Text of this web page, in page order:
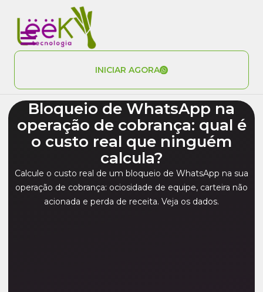
INICIAR AGORA
Bloqueio de WhatsApp na
operação de cobrança: qual é
o custo real que ninguém
calcula?
Calcule o custo real de um bloqueio de WhatsApp na sua
operação de cobrança: ociosidade de equipe, carteira não
acionada e perda de receita. Veja os dados.